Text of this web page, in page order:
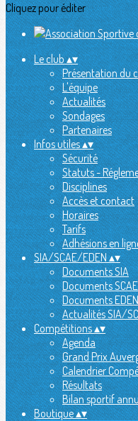
Cliquez pour éditer
Le club▴▾
Présentation du
L'équipe
Actualités
Sondages
Partenaires
Infos utiles▴▾
Sécurité
Statuts -
Disciplines
Accès et contact
Horaires
Tarifs
Adhésions en
SIA/SCAE/EDEN▴▾
Documents SIA
Documents SCAE
Documents EDEN
Actualités SIA/
Compétitions▴▾
Agenda
Grand Prix
Calendrier
Résultats
Bilan sportif
Boutique▴▾